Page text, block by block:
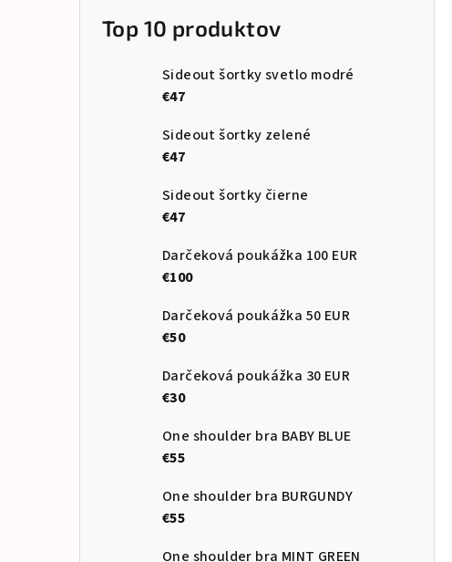
Top 10 produktov
Sideout šortky svetlo modré
€47
Sideout šortky zelené
€47
Sideout šortky čierne
€47
Darčeková poukážka 100 EUR
€100
Darčeková poukážka 50 EUR
€50
Darčeková poukážka 30 EUR
€30
One shoulder bra BABY BLUE
€55
One shoulder bra BURGUNDY
€55
One shoulder bra MINT GREEN